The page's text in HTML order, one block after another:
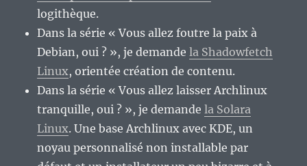
logithèque.
Dans la série « Vous allez foutre la paix à
Debian, oui ? », je demandela Shadowfetch
Linux, orientée création de contenu.
Dans la série « Vous allez laisser Archlinux
tranquille, oui ? », je demandela Solara
Linux. Une base Archlinux avec KDE, un
noyau personnalisé non installable par